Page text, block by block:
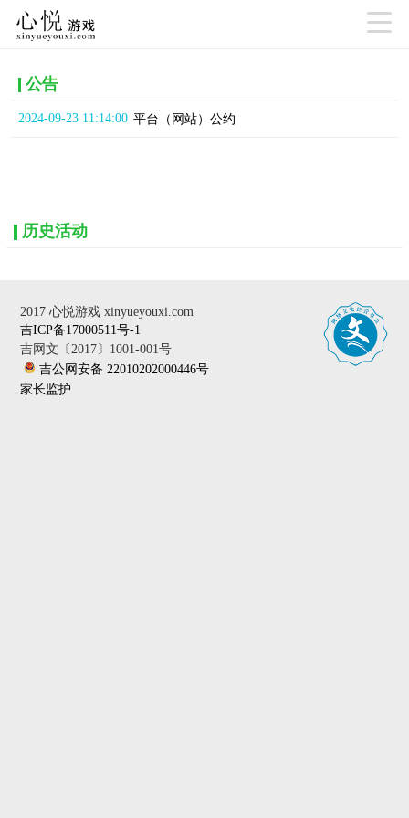

公告
2024-09-23 11:14:00 平台（网站）公约
历史活动
2017 心悦游戏 xinyueyouxi.com
吉ICP备17000511号-1
吉网文〔2017〕1001-001号
吉公网安备 22010202000446号
家长监护